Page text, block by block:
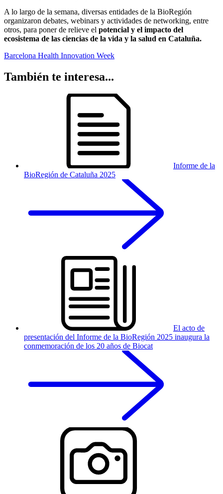
A lo largo de la semana, diversas entidades de la BioRegión
organizaron debates, webinars y actividades de networking, entre
otros, para poner de relieve el potencial y el impacto del
ecosistema de las ciencias de la vida y la salud en Cataluña.
Barcelona Health Innovation Week
También te interesa...
Informe de la
BioRegión de Cataluña 2025
El acto de
presentación del Informe de la BioRegión 2025 inaugura la
conmemoración de los 20 años de Biocat